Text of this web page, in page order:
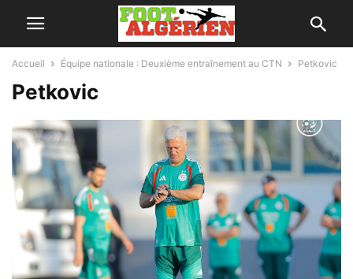
Accueil Équipe nationale : Deuxième entraînement au CTN Petkovic
Petkovic